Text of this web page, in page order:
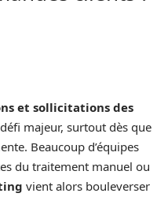
et sollicitations des
majeur, surtout dès que
Beaucoup d’équipes
du traitement manuel ou
vient alors bouleverser